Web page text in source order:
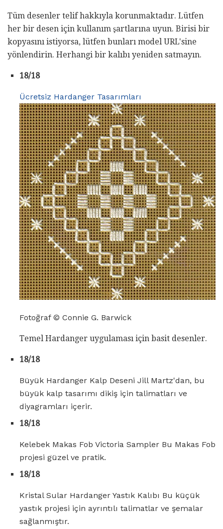
Tüm desenler telif hakkıyla korunmaktadır. Lütfen
her bir desen için kullanım şartlarına uyun. Birisi bir
kopyasını istiyorsa, lütfen bunları model URL'sine
yönlendirin. Herhangi bir kalıbı yeniden satmayın.
18/18
Ücretsiz Hardanger Tasarımları
Fotoğraf © Connie G. Barwick
Temel Hardanger uygulaması için basit desenler.
18/18
Büyük Hardanger Kalp Deseni Jill Martz'dan, bu
büyük kalp tasarımı dikiş için talimatları ve
diyagramları içerir.
18/18
Kelebek Makas Fob Victoria Sampler Bu Makas Fob
projesi güzel ve pratik.
18/18
Kristal Sular Hardanger Yastık Kalıbı Bu küçük
yastık projesi için ayrıntılı talimatlar ve şemalar
sağlanmıştır.